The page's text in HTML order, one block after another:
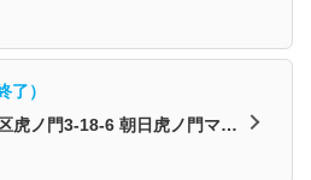
了）
虎ノ門3-18-6 朝日虎ノ門マン